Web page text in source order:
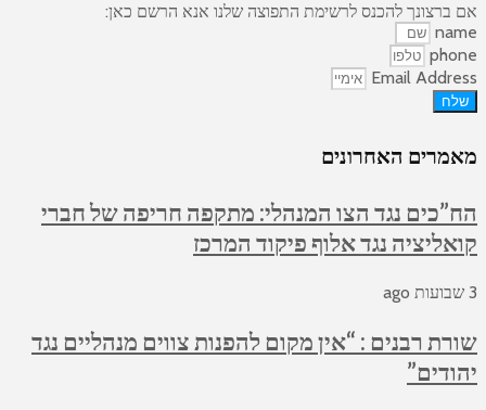
אם ברצונך להכנס לרשימת התפוצה שלנו אנא הרשם כאן:
name
phone
Email Address
שלח
מאמרים האחרונים
הח”כים נגד הצו המנהלי: מתקפה חריפה של חברי
קואליציה נגד אלוף פיקוד המרכז
3 שבועות ago
שורת רבנים : “אין מקום להפנות צווים מנהליים נגד
יהודים”